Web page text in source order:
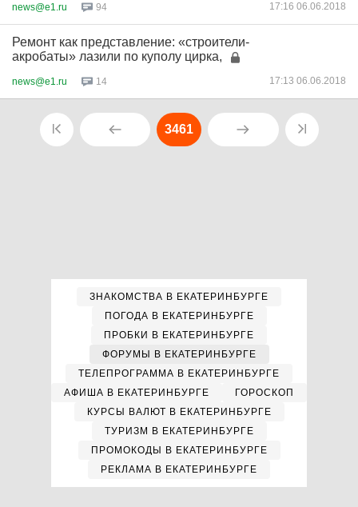
news@e1.ru 94 17:16 06.06.2018
Ремонт как представление: «строители-
акробаты» лазили по куполу цирка,
news@e1.ru 14 17:13 06.06.2018
3461
ЗНАКОМСТВА В ЕКАТЕРИНБУРГЕ
ПОГОДА В ЕКАТЕРИНБУРГЕ
ПРОБКИ В ЕКАТЕРИНБУРГЕ
ФОРУМЫ В ЕКАТЕРИНБУРГЕ
ТЕЛЕПРОГРАММА В ЕКАТЕРИНБУРГЕ
АФИША В ЕКАТЕРИНБУРГЕ
ГОРОСКОП
КУРСЫ ВАЛЮТ В ЕКАТЕРИНБУРГЕ
ТУРИЗМ В ЕКАТЕРИНБУРГЕ
ПРОМОКОДЫ В ЕКАТЕРИНБУРГЕ
РЕКЛАМА В ЕКАТЕРИНБУРГЕ